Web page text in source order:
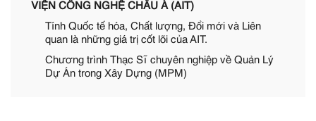
VIỆN CÔNG NGHỆ CHÂU Á (AIT)
Tính Quốc tế hóa, Chất lượng, Đổi mới ​​và Liên
quan là những giá trị cốt lõi của AIT.
Chương trình Thạc Sĩ chuyên nghiệp về Quản Lý
Dự Án trong Xây Dựng (MPM)